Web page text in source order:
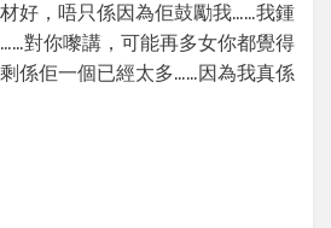
好，唔只係因為佢鼓勵我……我鍾
對你嚟講，可能再多女你都覺得
係佢一個已經太多……因為我真係